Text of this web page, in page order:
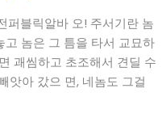
퍼블릭알바 오! 주서기란 놈
놈은 그 틈을 타서 교묘하
괘씸하고 초조해서 견딜 수
앗아 갔으 면, 네놈도 그걸